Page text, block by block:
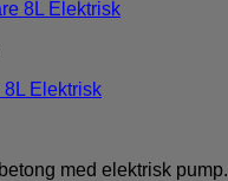
8L Elektrisk
med elektrisk pump.